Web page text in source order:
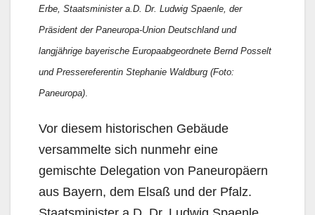
Erbe, Staatsminister a.D. Dr. Ludwig Spaenle, der
Präsident der Paneuropa-Union Deutschland und
langjährige bayerische Europaabgeordnete Bernd Posselt
und Pressereferentin Stephanie Waldburg (Foto:
Paneuropa).
Vor diesem historischen Gebäude
versammelte sich nunmehr eine
gemischte Delegation von Paneuropäern
aus Bayern, dem Elsaß und der Pfalz.